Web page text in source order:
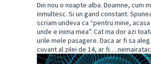
Din nou o noapte alba. Doamne, cum
inmultesc. Si un gand constant.
scriam undeva ca “pentru mine,
unde e inima mea”. Cat ma dor azi
urile mele pasagere. Daca ar fi sa aleg
cuvant al zilei de 14, ar fi…